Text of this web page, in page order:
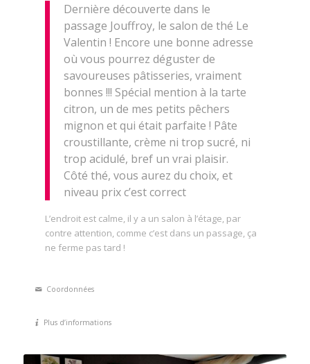
Dernière découverte dans le
passage Jouffroy, le salon de thé Le
Valentin ! Encore une bonne adresse
où vous pourrez déguster de
savoureuses pâtisseries, vraiment
bonnes !!! Spécial mention à la tarte
citron, un de mes petits pêchers
mignon et qui était parfaite ! Pâte
croustillante, crème ni trop sucré, ni
trop acidulé, bref un vrai plaisir.
Côté thé, vous aurez du choix, et
niveau prix c’est correct
L’endroit est calme, il y a un salon à l’étage, par
contre attention, comme c’est dans un passage, ça
ne ferme pas tard !
Coordonnées
Plus d’informations